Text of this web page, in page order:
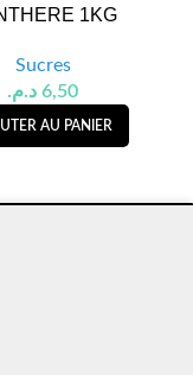
1KG
Sucres
6,50 د.م.
AU PANIER